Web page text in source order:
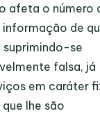
afeta o número
de
suprimindo-se
falsa, já
em caráter
lhe são